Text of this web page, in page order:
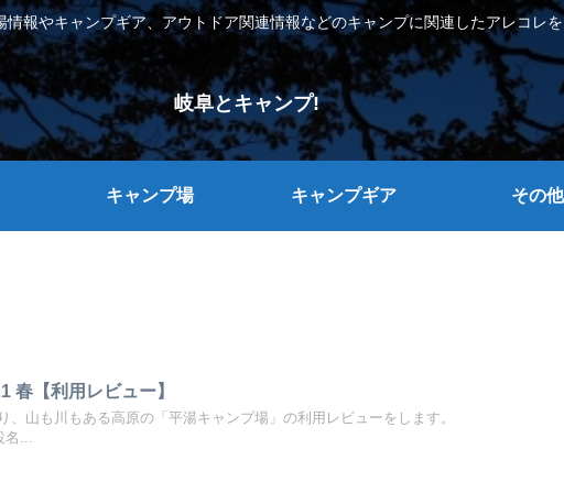
報やキャンプギア、アウトドア関連情報などのキャンプに関連したアレコレ
岐阜とキャンプ!
キャンプ場 キャンプギア その他
春【利用レビュー】
、山も川もある高原の「平湯キャンプ場」の利用レビューをします。
名...